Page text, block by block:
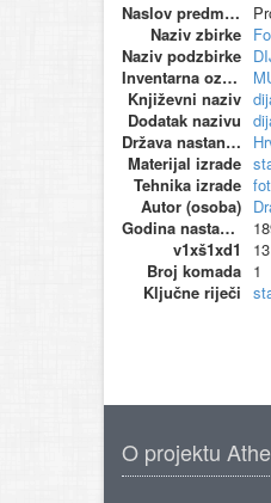
Naslov predmeta
Naziv zbirke
Naziv podzbirke
Inventarna oznaka
Književni naziv
Dodatak nazivu
Država nastanka
Materijal izrade
Tehnika izrade
Autor (osoba)
Godina nastanka
v1xš1xd1
Broj komada 1
Ključne riječi
O projektu